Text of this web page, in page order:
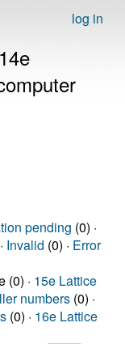
log in
pending (0) ·
Invalid (0) · Error
(0) · 15e Lattice
numbers (0) ·
(0) · 16e Lattice